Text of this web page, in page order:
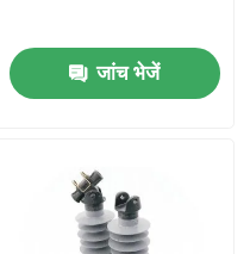
जांच भेजें